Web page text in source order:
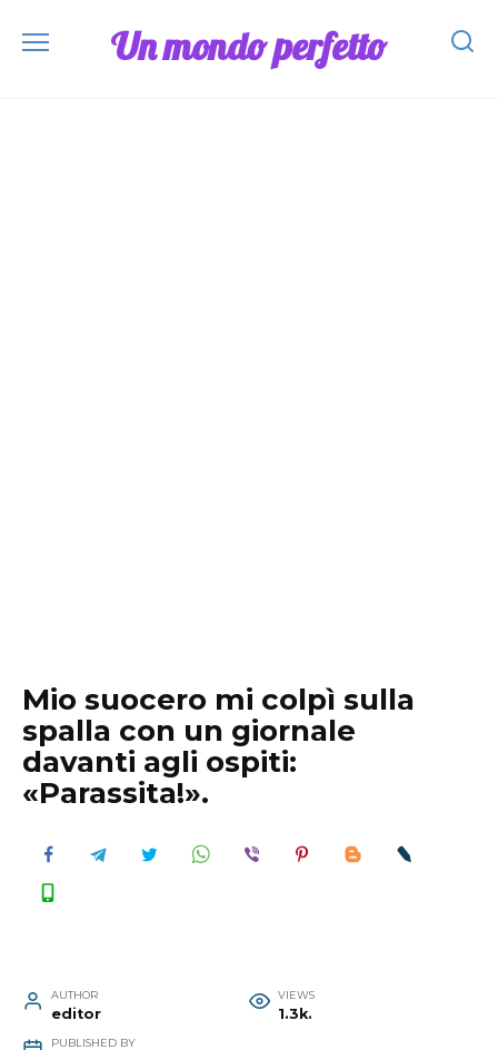
Un mondo perfetto
Mio suocero mi colpì sulla
spalla con un giornale
davanti agli ospiti:
«Parassita!».
AUTHOR
editor
VIEWS
1.3k.
PUBLISHED BY